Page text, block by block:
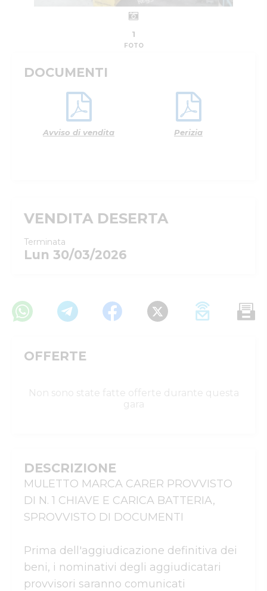
1
FOTO
DOCUMENTI
Avviso di vendita Perizia
VENDITA DESERTA
Terminata
Lun 30/03/2026
OFFERTE
Non sono state fatte offerte durante questa
gara
DESCRIZIONE
MULETTO MARCA CARER PROVVISTO
DI N. 1 CHIAVE E CARICA BATTERIA,
SPROVVISTO DI DOCUMENTI
Prima dell'aggiudicazione definitiva dei
beni, i nominativi degli aggiudicatari
provvisori saranno comunicati